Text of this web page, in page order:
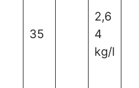
35
2,6
4
kg/l